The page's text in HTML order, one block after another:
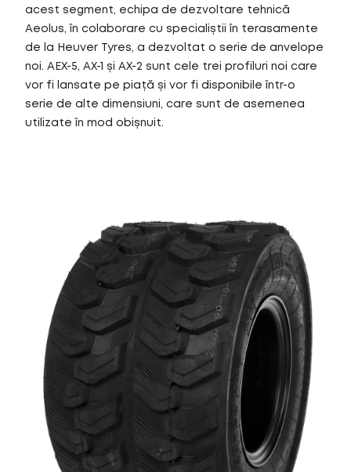
acest segment, echipa de dezvoltare tehnică
Aeolus, în colaborare cu specialiștii în terasamente
de la Heuver Tyres, a dezvoltat o serie de anvelope
noi. AEX-5, AX-1 și AX-2 sunt cele trei profiluri noi care
vor fi lansate pe piață și vor fi disponibile într-o
serie de alte dimensiuni, care sunt de asemenea
utilizate în mod obișnuit.